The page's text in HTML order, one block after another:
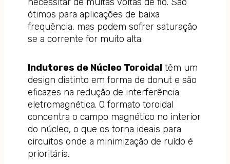
ótimos para aplicações de baixa
frequência, mas podem sofrer saturação
se a corrente for muito alta.
Indutores de Núcleo Toroidaltêm um
design distinto em forma de donut e são
eficazes na redução de interferência
eletromagnética. O formato toroidal
concentra o campo magnético no interior
do núcleo, o que os torna ideais para
circuitos onde a minimização de ruído é
prioritária.